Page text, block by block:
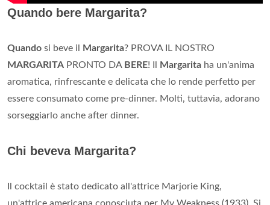
Quando bere Margarita?
Quando si beve il Margarita? PROVA IL NOSTRO
MARGARITA PRONTO DA BERE! Il Margarita ha un'anima
aromatica, rinfrescante e delicata che lo rende perfetto per
essere consumato come pre-dinner. Molti, tuttavia, adorano
sorseggiarlo anche after dinner.
Chi beveva Margarita?
Il cocktail è stato dedicato all'attrice Marjorie King,